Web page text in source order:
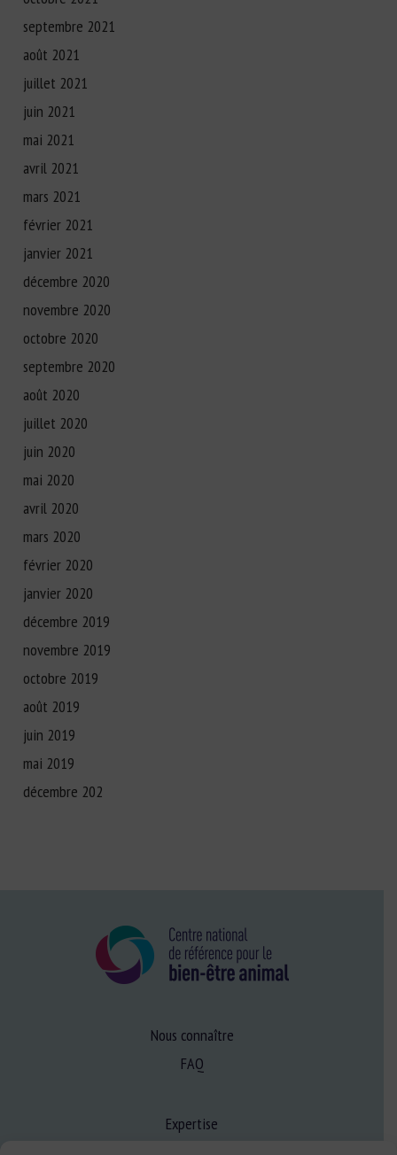
septembre 2021
août 2021
juillet 2021
juin 2021
mai 2021
avril 2021
mars 2021
février 2021
janvier 2021
décembre 2020
novembre 2020
octobre 2020
septembre 2020
août 2020
juillet 2020
juin 2020
mai 2020
avril 2020
mars 2020
février 2020
janvier 2020
décembre 2019
novembre 2019
octobre 2019
août 2019
juin 2019
mai 2019
décembre 202
Nous connaître
FAQ
Expertise